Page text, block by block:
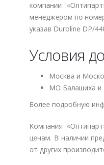
компании
менеджером по
указав Duroline DP/
Условия
Москва и
МО Балашиха и
Более подробную
Компания
ценам. В наличии
от других